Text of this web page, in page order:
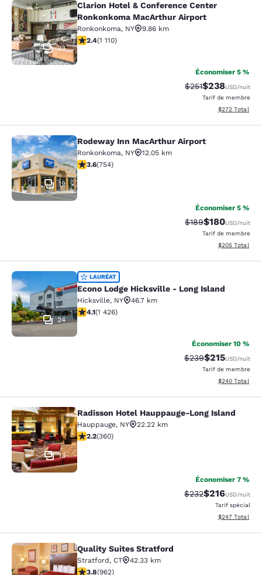
Clarion Hotel & Conference Center
23
Clarion Hotel & Conference Center
Ronkonkoma MacArthur Airport
Ronkonkoma, NY
9.86 km
2.4 étoiles. Moyen. 1110 commentaires
2.4(1 110)
Économiser 5 %
Tarif barré :
$251Tarif réduit :
$238USD/nuit
Tarif de membre
Afficher les
$272 Total
Rodeway Inn MacArthur Airport
19
Rodeway Inn MacArthur Airport
Ronkonkoma, NY
12.05 km
3.58 étoiles. Bien. 754 commentaires
3.6(754)
Économiser 5 %
Tarif barré :
$189Tarif réduit :
$180USD/nuit
Tarif de membre
Afficher les
$205 Total
Econo Lodge Hicksville - Long
24
LAURÉAT
Econo Lodge Hicksville - Long Island
Hicksville, NY
46.7 km
4.06 étoiles. Très bon. 1426 commentaires
4.1(1 426)
Économiser 10 %
Tarif barré :
$239Tarif réduit :
$215USD/nuit
Tarif de membre
Afficher les
$240 Total
Radisson Hotel Hauppauge-Long
13
Radisson Hotel Hauppauge-Long Island
Hauppauge, NY
22.22 km
2.21 étoiles. Moyen. 360 commentaires
2.2(360)
Économiser 7 %
Tarif barré :
$232Tarif réduit :
$216USD/nuit
Tarif spécial
Afficher les
$247 Total
Quality Suites Stratford
Quality Suites Stratford
Stratford, CT
42.33 km
3.77 étoiles. Bien. 962 commentaires
3.8(962)